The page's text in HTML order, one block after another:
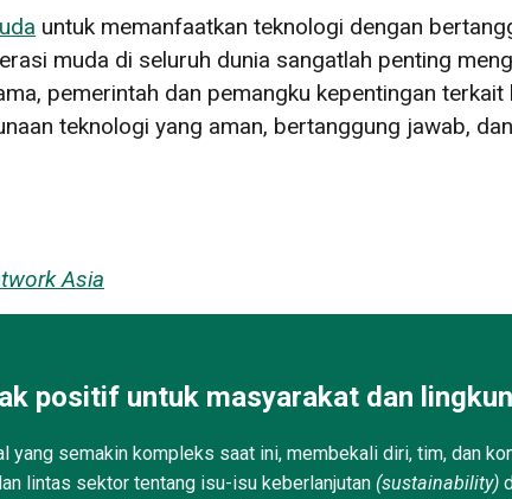
untuk memanfaatkan teknologi dengan
muda di seluruh dunia sangatlah penting
pemerintah dan pemangku kepentingan terkait
teknologi yang aman, bertanggung jawab,
Asia
positif untuk masyarakat dan
yang semakin kompleks saat ini, membekali diri, tim, dan
lintas sektor tentang isu-isu keberlanjutan (sustainability)